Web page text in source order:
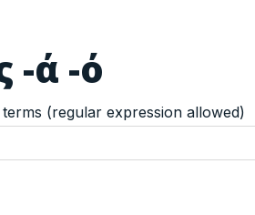
-ά -ό
(regular expression allowed)